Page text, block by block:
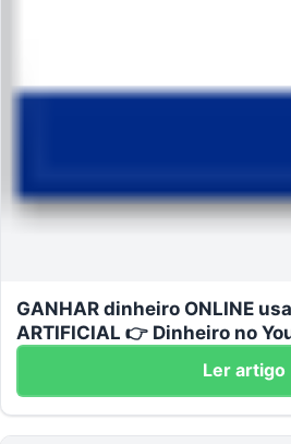
GANHAR dinheiro ONLINE
ARTIFICIAL 👉 Dinheiro no
Ler artigo